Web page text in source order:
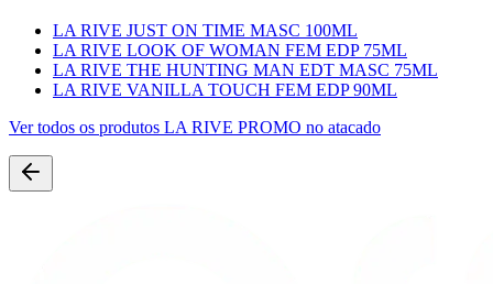
LA RIVE JUST ON TIME MASC 100ML
LA RIVE LOOK OF WOMAN FEM EDP 75ML
LA RIVE THE HUNTING MAN EDT MASC 75ML
LA RIVE VANILLA TOUCH FEM EDP 90ML
Ver todos os produtos LA RIVE PROMO no atacado